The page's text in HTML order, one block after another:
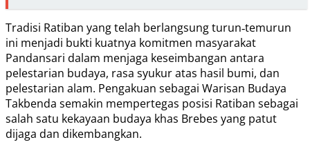
Tradisi Ratiban yang telah berlangsung turun‑temurun
ini menjadi bukti kuatnya komitmen masyarakat
Pandansari dalam menjaga keseimbangan antara
pelestarian budaya, rasa syukur atas hasil bumi, dan
pelestarian alam. Pengakuan sebagai Warisan Budaya
Takbenda semakin mempertegas posisi Ratiban sebagai
salah satu kekayaan budaya khas Brebes yang patut
dijaga dan dikembangkan.